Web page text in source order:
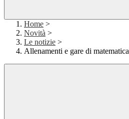
Home >
Novità >
Le notizie >
Allenamenti e gare di matematica